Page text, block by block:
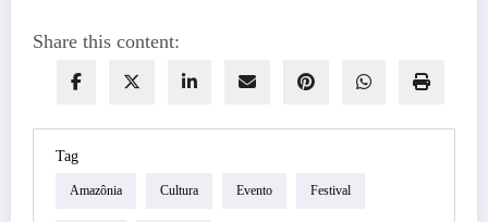
Share this content:
Tag
Amazônia Cultura Evento Festival